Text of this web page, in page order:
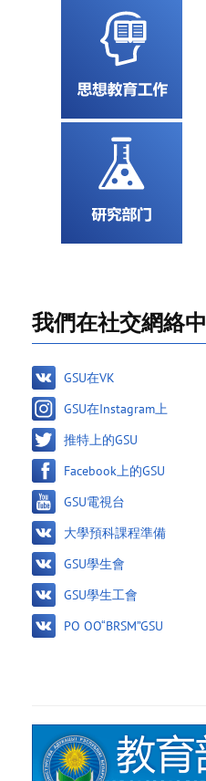
我們在社交網絡中
GSU在VK
GSU在Instagram上
推特上的GSU
Facebook上的GSU
GSU電視台
大學預科課程準備
GSU學生會
GSU學生工會
PO OO“BRSM”GSU